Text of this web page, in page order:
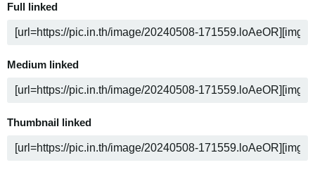
Full linked
Medium linked
Thumbnail linked